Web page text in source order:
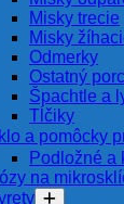
Misky trecie
Misky
Odmerky
Ostatný
Špachtle a
Tĺčiky
a pomôcky
Podložné a
na